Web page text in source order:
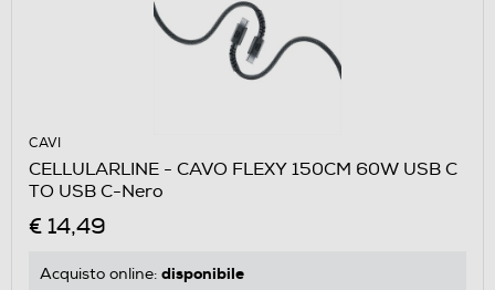
CAVI
CELLULARLINE - CAVO FLEXY 150CM 60W USB C
TO USB C-Nero
€ 14,49
Acquisto online: disponibile